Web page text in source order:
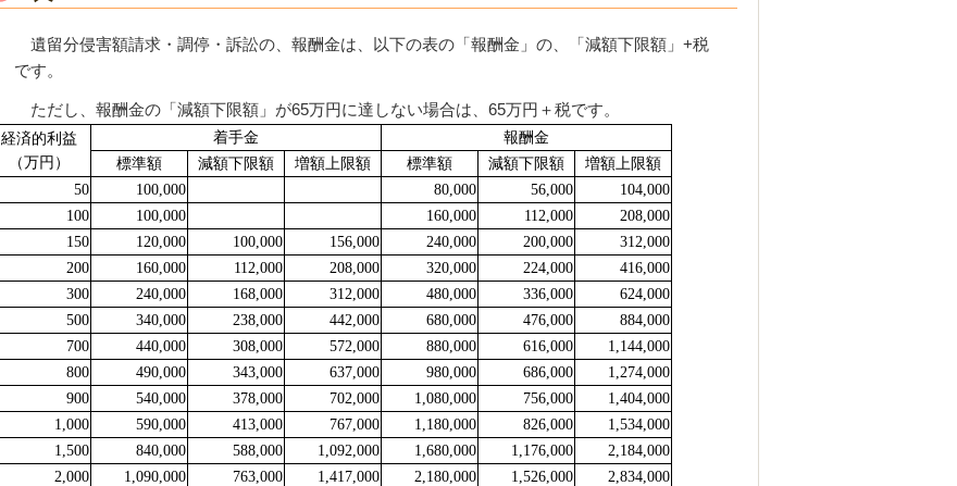
遺留分侵害額請求・調停・訴訟の、報酬金は、以下の表の「報酬金」の、「減額下限額」+税
です。
ただし、報酬金の「減額下限額」が65万円に達しない場合は、65万円＋税です。
経済的利益
（万円 ）
着手金 報酬金
標準額
減額下限額 増額上限額 標準額 減額下限額 増額上限額
50
100,000 80,000 56,000
104,000
100
100,000 160,000 112,000
208,000
150
120,000 100,000 156,000 240,000 200,000
312,000
200
160,000 112,000 208,000 320,000 224,000
416,000
300
240,000 168,000 312,000 480,000 336,000
624,000
500
340,000 238,000 442,000 680,000 476,000
884,000
700
440,000 308,000 572,000 880,000 616,000
1,144,000
800
490,000 343,000 637,000 980,000 686,000
1,274,000
900
540,000 378,000 702,000 1,080,000 756,000
1,404,000
1,000
590,000 413,000 767,000 1,180,000 826,000
1,534,000
1,500
840,000 588,000 1,092,000 1,680,000 1,176,000
2,184,000
2,000
1,090,000 763,000 1,417,000 2,180,000 1,526,000
2,834,000